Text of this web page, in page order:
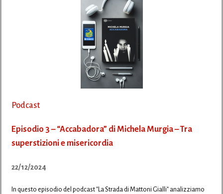
Podcast
Episodio 3 – “Accabadora” di Michela Murgia – Tra
superstizioni e misericordia
22/12/2024
In questo episodio del podcast "La Strada di Mattoni Gialli" analizziamo